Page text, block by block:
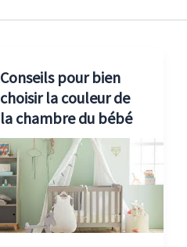
Conseils pour bien
choisir la couleur de
la chambre du bébé